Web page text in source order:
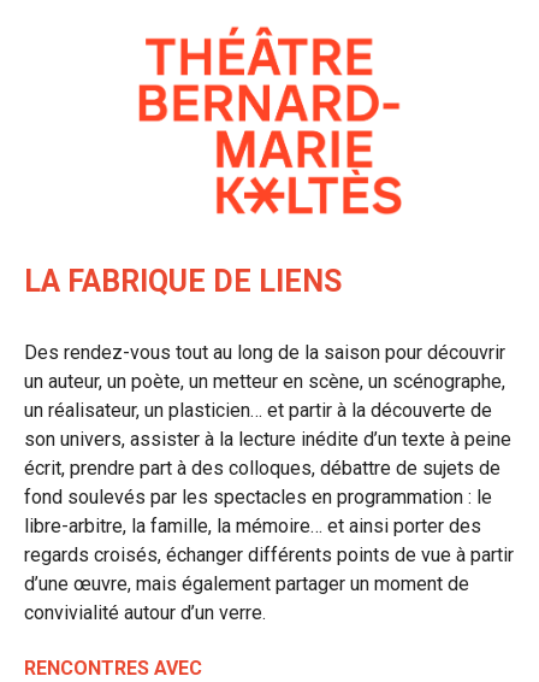
LA FABRIQUE DE LIENS
Des rendez-vous tout au long de la saison pour découvrir
un auteur, un poète, un metteur en scène, un scénographe,
un réalisateur, un plasticien… et partir à la découverte de
son univers, assister à la lecture inédite d’un texte à peine
écrit, prendre part à des colloques, débattre de sujets de
fond soulevés par les spectacles en programmation : le
libre-arbitre, la famille, la mémoire… et ainsi porter des
regards croisés, échanger différents points de vue à partir
d’une œuvre, mais également partager un moment de
convivialité autour d’un verre.
RENCONTRES AVEC